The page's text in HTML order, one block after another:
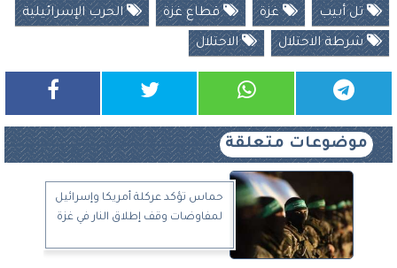
تل أبيب غزة قطاع غزة الحرب الإسرائيلية
شرطة الاحتلال الاحتلال
موضوعات متعلقة
حماس تؤكد عركلة أمريكا وإسرائيل
لمفاوضات وقف إطلاق النار في غزة